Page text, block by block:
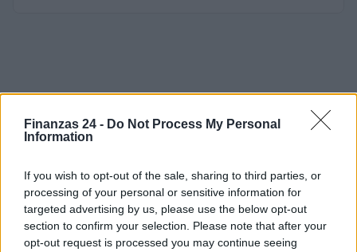
Finanzas 24 - Do Not Process My Personal
Information
If you wish to opt-out of the sale, sharing to third parties, or
processing of your personal or sensitive information for
targeted advertising by us, please use the below opt-out
section to confirm your selection. Please note that after your
opt-out request is processed you may continue seeing